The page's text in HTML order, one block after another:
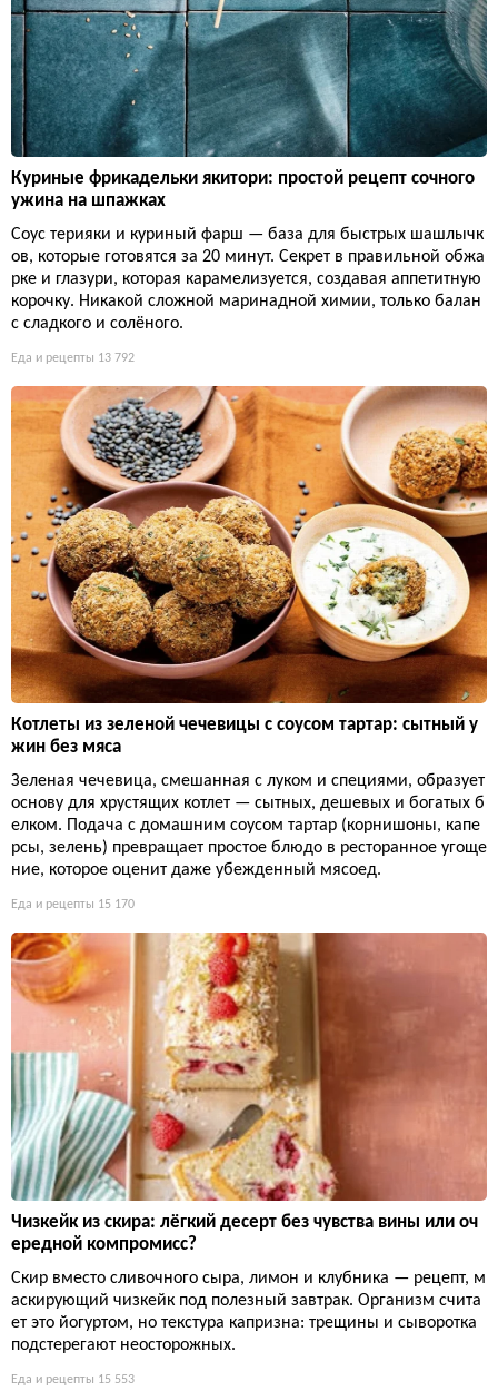
Куриные фрикадельки якитори: простой рецепт сочного
ужина на шпажках
Соус терияки и куриный фарш — база для быстрых шашлычк
ов, которые готовятся за 20 минут. Секрет в правильной обжа
рке и глазури, которая карамелизуется, создавая аппетитную
корочку. Никакой сложной маринадной химии, только балан
с сладкого и солёного.
Еда и рецепты 13 792
Котлеты из зеленой чечевицы с соусом тартар: сытный у
жин без мяса
Зеленая чечевица, смешанная с луком и специями, образует
основу для хрустящих котлет — сытных, дешевых и богатых б
елком. Подача с домашним соусом тартар (корнишоны, капе
рсы, зелень) превращает простое блюдо в ресторанное угоще
ние, которое оценит даже убежденный мясоед.
Еда и рецепты 15 170
Чизкейк из скира: лёгкий десерт без чувства вины или оч
ередной компромисс?
Скир вместо сливочного сыра, лимон и клубника — рецепт, м
аскирующий чизкейк под полезный завтрак. Организм счита
ет это йогуртом, но текстура капризна: трещины и сыворотка
подстерегают неосторожных.
Еда и рецепты 15 553